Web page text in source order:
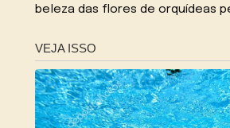
beleza das flores de orquídeas